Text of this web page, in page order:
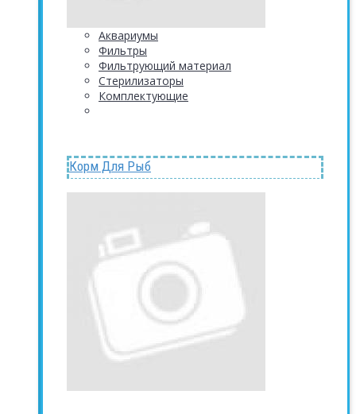
Аквариумы
Фильтры
Фильтрующий материал
Стерилизаторы
Комплектующие
Корм Для Рыб